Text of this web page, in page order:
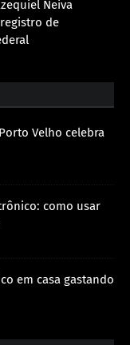
Neiva
de
Velho celebra
como usar
em casa gastando